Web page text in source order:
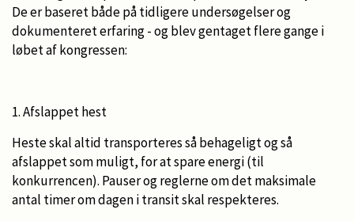
De er baseret både på tidligere undersøgelser og
dokumenteret erfaring - og blev gentaget flere gange i
løbet af kongressen:
1. Afslappet hest
Heste skal altid transporteres så behageligt og så
afslappet som muligt, for at spare energi (til
konkurrencen). Pauser og reglerne om det maksimale
antal timer om dagen i transit skal respekteres.